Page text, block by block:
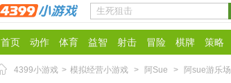
首页 动作 体育 益智 射击 冒险 棋牌 策略
4399小游戏 > 模拟经营小游戏 > 阿Sue > 阿sue游乐场